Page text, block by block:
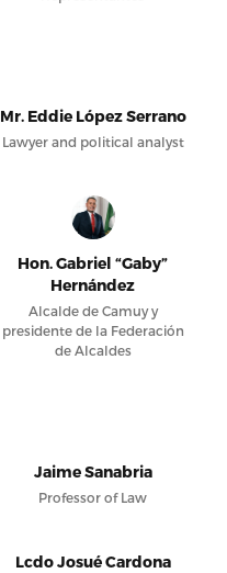
Mr. Eddie López Serrano
Lawyer and political analyst
Hon. Gabriel “Gaby”
Hernández
Alcalde de Camuy y
presidente de la Federación
de Alcaldes
Jaime Sanabria
Professor of Law
Lcdo Josué Cardona